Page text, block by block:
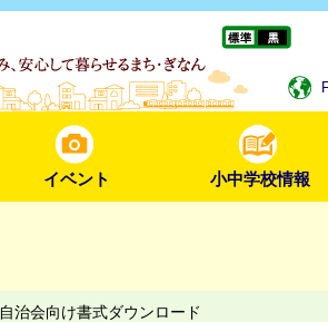
イベント 小中学校情報
自治会向け書式ダウンロード